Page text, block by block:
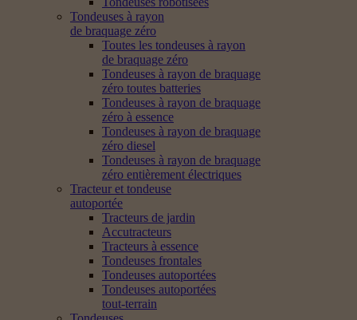
Tondeuses à rayon
de braquage zéro
Toutes les tondeuses à rayon
de braquage zéro
Tondeuses à rayon de braquage
zéro toutes batteries
Tondeuses à rayon de braquage
zéro à essence
Tondeuses à rayon de braquage
zéro diesel
Tondeuses à rayon de braquage
zéro entièrement électriques
Tracteur et tondeuse
autoportée
Tracteurs de jardin
Accutracteurs
Tracteurs à essence
Tondeuses frontales
Tondeuses autoportées
Tondeuses autoportées
tout-terrain